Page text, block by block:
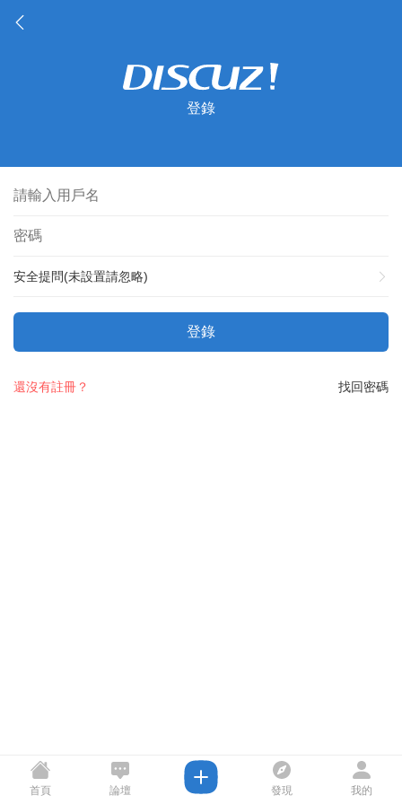
登錄
安全提問(未設置請忽略)
登錄
找回密碼
還沒有註冊？
首頁 論壇 發現 我的